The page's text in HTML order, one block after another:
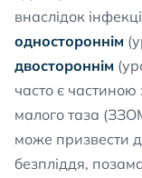
внаслідок
одностороннім
двостороннім
часто є
малого таза
може призвести
безпліддя,